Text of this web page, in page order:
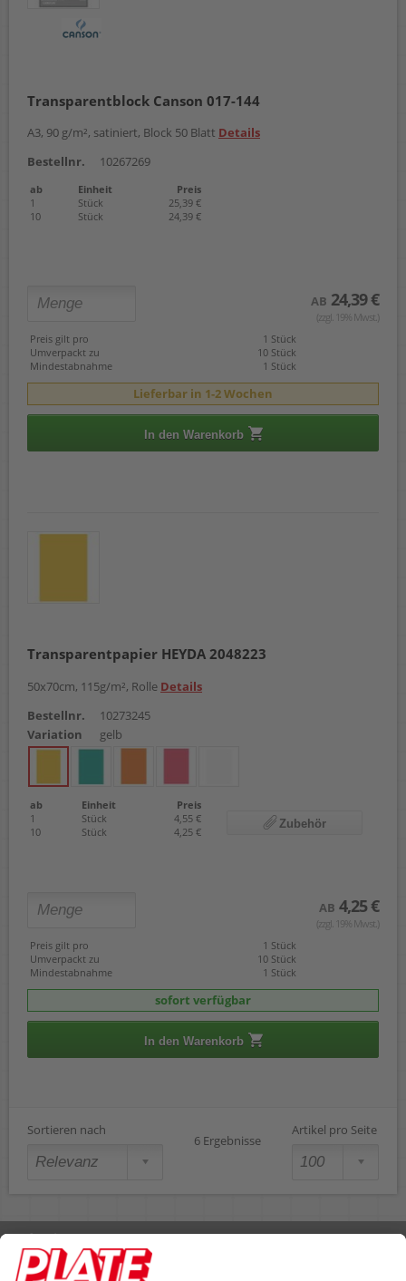
Transparentblock Canson 017-144
A3, 90 g/m², satiniert, Block 50 Blatt Details
Bestellnr.
10267269
ab Einheit
Preis
1
Stück
25,39 €
10
Stück 24,39 €
AB 24,39 €
(zzgl. 19% Mwst.)
Preis gilt pro
1 Stück
Umverpackt zu
10 Stück
Mindestabnahme
1 Stück
Lieferbar in 1-2 Wochen
In den Warenkorb
Transparentpapier HEYDA 2048223
50x70cm, 115g/m², Rolle Details
Bestellnr.
10273245
Variation
gelb
ab Einheit
Preis
1
Stück
4,55 €
10
Stück 4,25 €
Zubehör
AB 4,25 €
(zzgl. 19% Mwst.)
Preis gilt pro
1 Stück
Umverpackt zu
10 Stück
Mindestabnahme
1 Stück
sofort verfügbar
In den Warenkorb
Sortieren nach
6 Ergebnisse
Artikel pro Seite
Rufen Sie uns an 04298 401-0
Lieferbedingungen Impressum